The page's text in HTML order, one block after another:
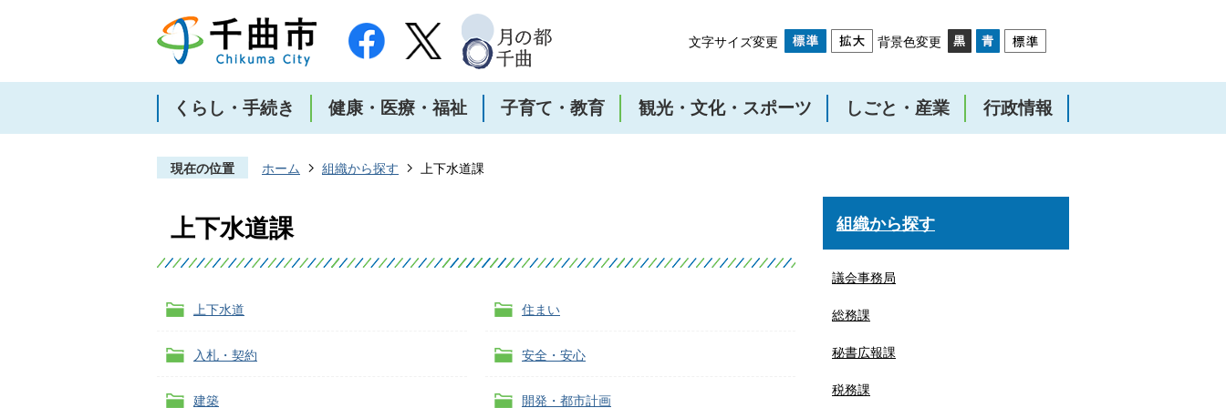
文字サイズ変更 背景色変更
くらし・手続き 健康・医療・福祉 子育て・教育 観光・文化・スポーツ しごと・産業 行政情報
現在の位置 ホーム 組織から探す 上下水道課
上下水道課
上下水道 住まい
入札・契約 安全・安心
建築 開発・都市計画
組織から探す
議会事務局
総務課
秘書広報課
税務課